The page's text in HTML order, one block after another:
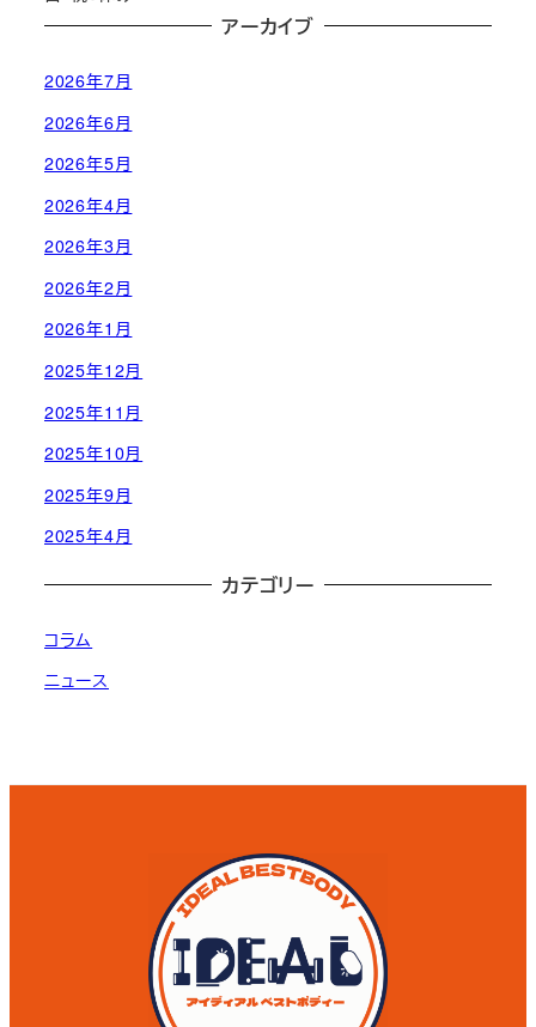
アーカイブ
2026年7月
2026年6月
2026年5月
2026年4月
2026年3月
2026年2月
2026年1月
2025年12月
2025年11月
2025年10月
2025年9月
2025年4月
カテゴリー
コラム
ニュース